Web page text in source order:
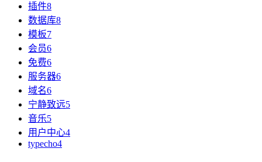
插件8
数据库8
模板7
会员6
免费6
服务器6
域名6
宁静致远5
音乐5
用户中心4
typecho4